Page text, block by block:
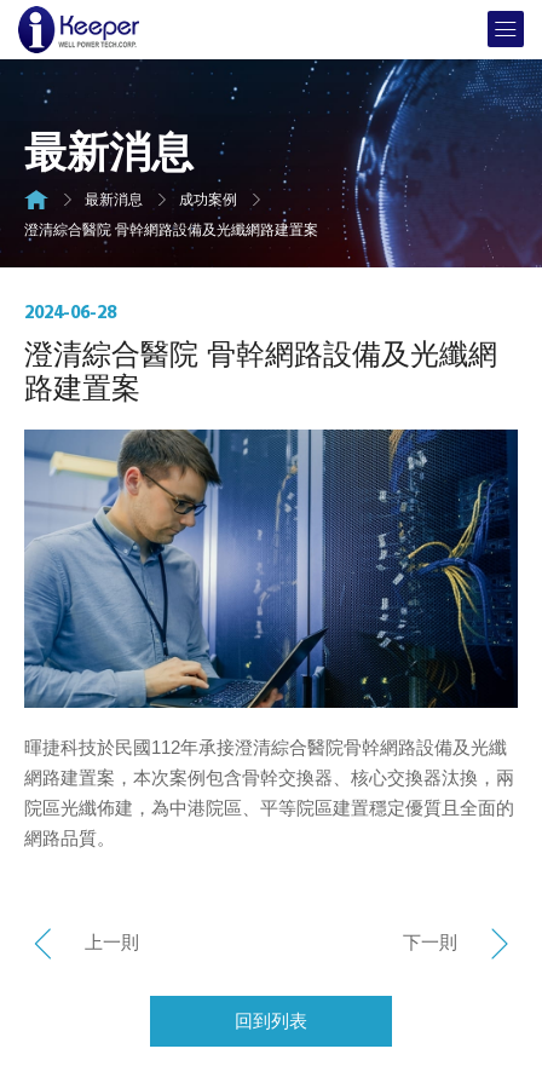
最新消息
最新消息
成功案例
澄清綜合醫院 骨幹網路設備及光纖網路建置案
2024-06-28
澄清綜合醫院 骨幹網路設備及光纖網
路建置案
暉捷科技於民國112年承接澄清綜合醫院骨幹網路設備及光纖
網路建置案，本次案例包含骨幹交換器、核心交換器汰換，兩
院區光纖佈建，為中港院區、平等院區建置穩定優質且全面的
網路品質。
上一則
回到列表
下一則